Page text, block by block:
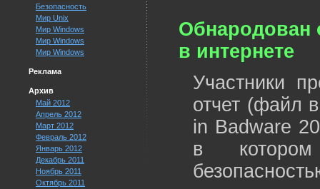
Безопасность
Мир Unix
Мир Windows
Мир Windows
Мир Windows
Реклама
Архив
Май 2012
Апрель 2012
Март 2012
Февраль 2012
Январь 2012
Декабрь 2011
Ноябрь 2011
Октябрь 2011
Обнародован
в интернете
Участники
отчет (файл
in Badware
в котором